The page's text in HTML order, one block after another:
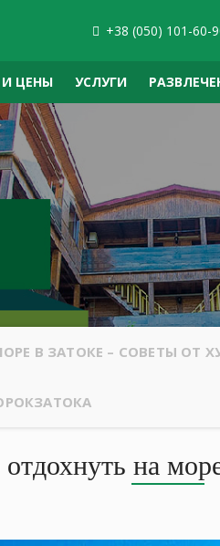
+38 (050) 101-60-
ЦЕНЫ УСЛУГИ
В ЗАТОКЕ – СОВЕТЫ ОТ
на